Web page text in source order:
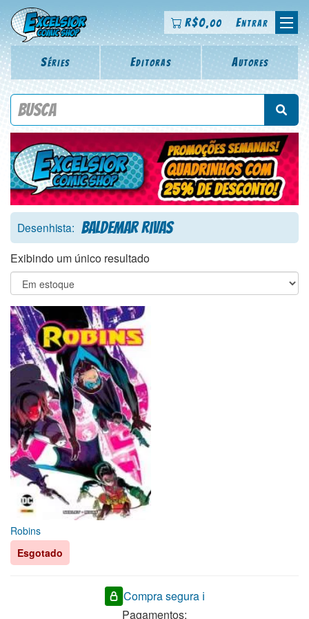
R$0,00 Entrar
Séries Editoras Autores
Procure por título da revista, personagem, série, escritor,
Desenhista: Baldemar Rivas
Exibindo um único resultado
Robins
Esgotado
Compra segura ℹ️
Pagamentos: